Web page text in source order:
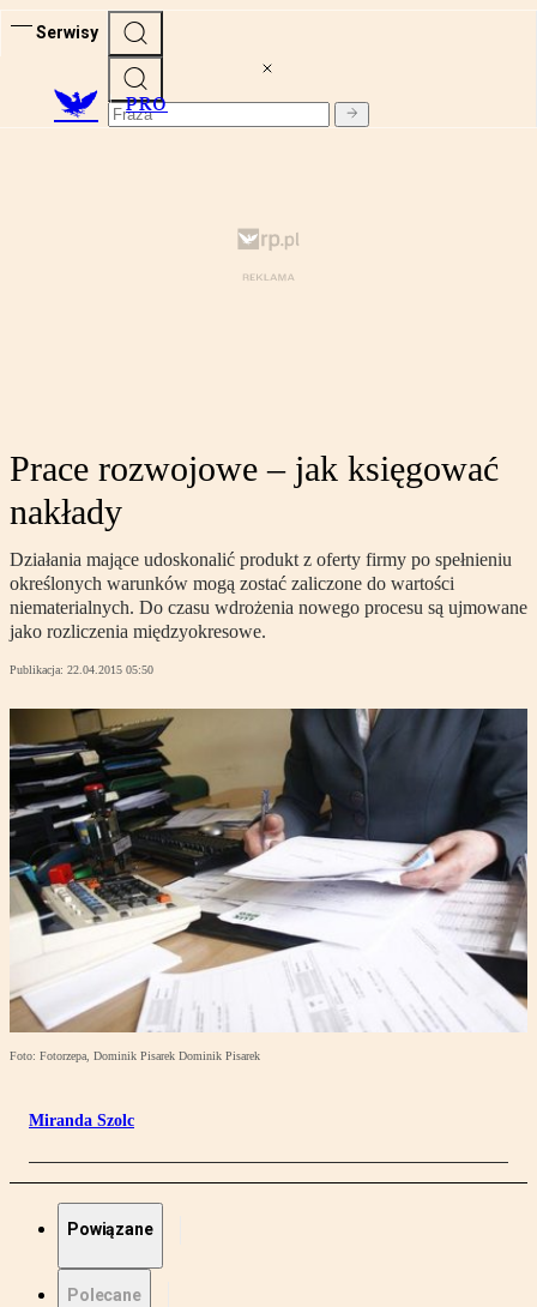
Serwisy
PRO
Prace rozwojowe – jak księgować
nakłady
Działania mające udoskonalić produkt z oferty firmy po spełnieniu
określonych warunków mogą zostać zaliczone do wartości
niematerialnych. Do czasu wdrożenia nowego procesu są ujmowane
jako rozliczenia międzyokresowe.
Publikacja: 22.04.2015 05:50
Foto: Fotorzepa, Dominik Pisarek Dominik Pisarek
Miranda Szolc
Powiązane
Polecane